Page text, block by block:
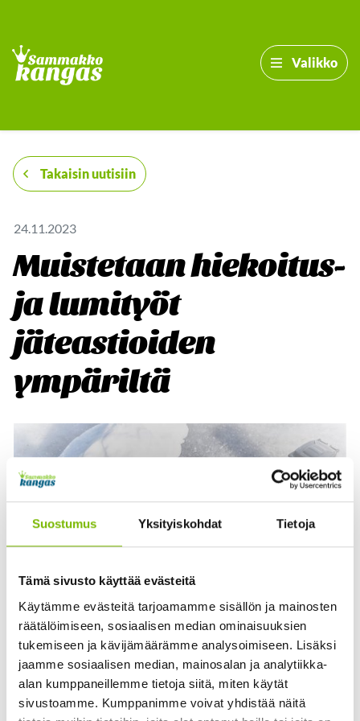
Suostumus Yksityiskohdat Tietoja
Tämä sivusto käyttää evästeitä
Käytämme evästeitä tarjoamamme sisällön ja mainosten
räätälöimiseen, sosiaalisen median ominaisuuksien
tukemiseen ja kävijämäärämme analysoimiseen. Lisäksi
jaamme sosiaalisen median, mainosalan ja analytiikka-
alan kumppaneillemme tietoja siitä, miten käytät
sivustoamme. Kumppanimme voivat yhdistää näitä
Valikko
Takaisin uutisiin
24.11.2023
Muistetaan hiekoitus-
ja lumityöt
jäteastioiden
ympäriltä